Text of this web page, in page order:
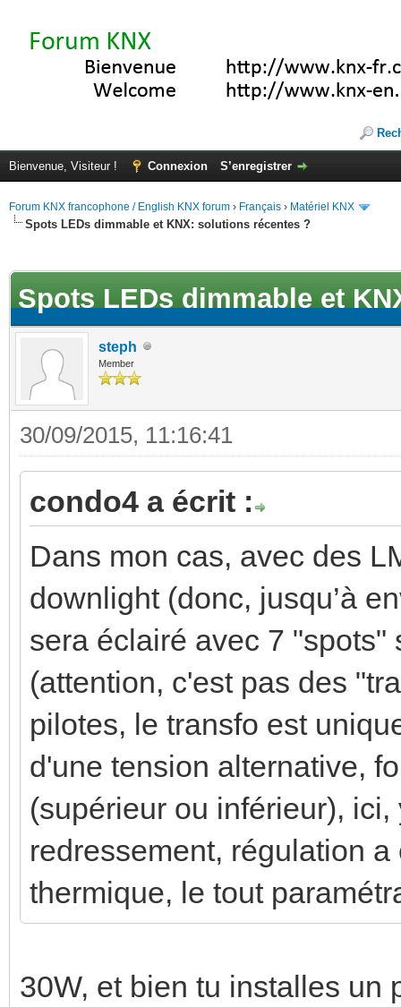
Bienvenue, Visiteur ! Connexion S’enregistrer
Forum KNX francophone / English KNX forum › Français › Matériel KNX
Spots LEDs dimmable et KNX: solutions récentes ?
Spots LEDs dimmable et
steph
Member
30/09/2015, 11:16:41
condo4 a écrit :
Dans mon cas, avec des
downlight (donc, jusqu’à
sera éclairé avec 7
(attention, c'est pas des
pilotes, le transfo est
d'une tension alternative,
(supérieur ou inférieur),
redressement, régulation
thermique, le tout
30W, et bien tu installes un